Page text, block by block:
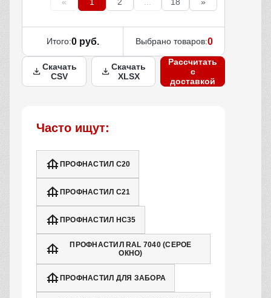
Итого:0 руб. Выбрано товаров:0
Скачать
CSV
Скачать
XLSX
Рассчитать
с
доставкой
Часто ищут:
ПРОФНАСТИЛ С20
ПРОФНАСТИЛ С21
ПРОФНАСТИЛ НС35
ПРОФНАСТИЛ RAL 7040 (СЕРОЕ
ОКНО)
ПРОФНАСТИЛ ДЛЯ ЗАБОРА